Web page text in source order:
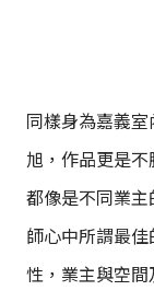
同樣身為嘉義
旭，作品更是不
都像是不同業
師心中所謂最
性，業主與空間